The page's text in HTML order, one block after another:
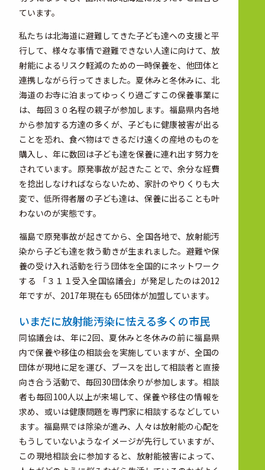
ています。
私たちは北海道に避難してきた子ども達への支援と平
行して、様々な事情で避難できない人達に向けて、放
射能によるリスク軽減のための一時保養を、他団体と
連携しながら行ってきました。夏休みと冬休みに、北
海道のお寺に泊まってゆっくり過ごすこの保養事業に
は、毎回３０名程の親子が参加します。福島県内各地
から参加する方達の多くが、子どもに健康被害が出る
ことを恐れ、食べ物はできるだけ遠くの産地のものを
購入し、年に数回は子ども達を保養に連れ出す努力を
されています。原発事故が起きたことで、余分な経費
を捻出しなければならないため、家計のやりくりも大
変で、低所得者層の子ども達は、保養に出ることも叶
わないのが実態です。
福島で原発事故が起きてから、全国各地で、放射能汚
染から子ども達を救う動きが生まれました。避難や保
養の受け入れ活動を行う団体を全国的にネットワーク
する 「３１１受入全国協議会」が発足したのは2012
年ですが、2017年現在も 65団体が加盟しています。
いまだに放射能汚染に怯える多くの市民
同協議会は、年に2回、夏休みと冬休みの前に福島県
内で保養や移住の相談会を実施していますが、全国の
団体が現地に足を運び、ブースを出して相談者と直接
向き合う活動で、毎回30団体余りが参加します。相談
者も毎回100人以上が来場して、保養や移住の情報を
求め、或いは健康問題を専門家に相談するなどしてい
ます。福島県では除染が進み、人々は放射能の心配を
もうしていないようなイメージが先行していますが、
この現地相談会に参加すると、放射能被害によって、